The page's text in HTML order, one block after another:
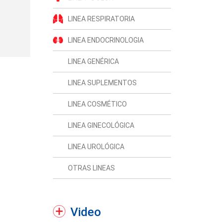
LINEA RESPIRATORIA
LINEA ENDOCRINOLOGIA
LINEA GENÉRICA
LINEA SUPLEMENTOS
LINEA COSMÉTICO
LINEA GINECOLÓGICA
LINEA UROLÓGICA
OTRAS LINEAS
Video